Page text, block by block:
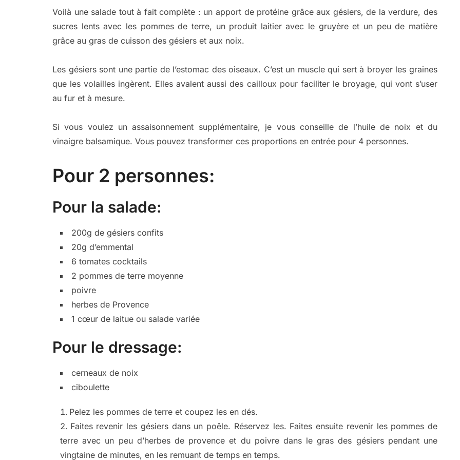
Voilà une salade tout à fait complète : un apport de protéine grâce aux gésiers, de la verdure, des
sucres lents avec les pommes de terre, un produit laitier avec le gruyère et un peu de matière
grâce au gras de cuisson des gésiers et aux noix.
Les gésiers sont une partie de l’estomac des oiseaux. C’est un muscle qui sert à broyer les graines
que les volailles ingèrent. Elles avalent aussi des cailloux pour faciliter le broyage, qui vont s’user
au fur et à mesure.
Si vous voulez un assaisonnement supplémentaire, je vous conseille de l’huile de noix et du
vinaigre balsamique. Vous pouvez transformer ces proportions en entrée pour 4 personnes.
Pour 2 personnes:
Pour la salade:
200g de gésiers confits
20g d’emmental
6 tomates cocktails
2 pommes de terre moyenne
poivre
herbes de Provence
1 cœur de laitue ou salade variée
Pour le dressage:
cerneaux de noix
ciboulette
Pelez les pommes de terre et coupez les en dés.
Faites revenir les gésiers dans un poêle. Réservez les. Faites ensuite revenir les pommes de
terre avec un peu d’herbes de provence et du poivre dans le gras des gésiers pendant une
vingtaine de minutes, en les remuant de temps en temps.